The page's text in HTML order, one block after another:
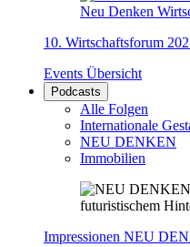
10. Wirtschaftsforum
Events Übersicht
Podcasts
Alle Folgen
Internationale
NEU DENKEN
Immobilien
Impressionen NEU